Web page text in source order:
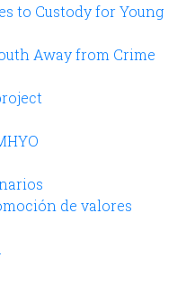
to Custody for Young
Away from Crime
de valores